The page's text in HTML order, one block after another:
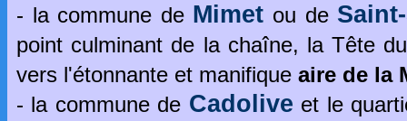
- la commune de Mimet ou de
point culminant de la chaîne, la Tête
vers l'étonnante et manifique aire de la
- la commune de Cadolive et le